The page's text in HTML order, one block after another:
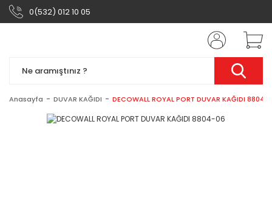
0(532) 012 10 05
Anasayfa DUVAR KAĞIDI DECOWALL ROYAL PORT DUVAR KAĞIDI 8804-